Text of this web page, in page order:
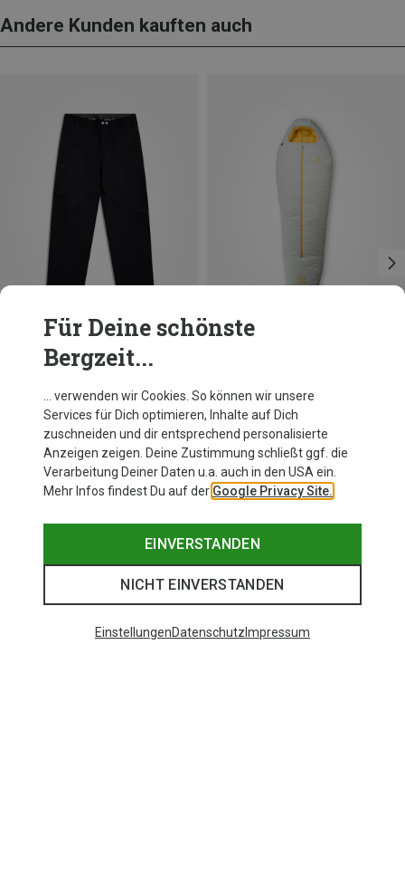
Andere Kunden kauften auch
Herren Rabot Light 3L Shell Hose
229,95 €
M L XL XXL
Für Deine schönste
Bergzeit...
… verwenden wir Cookies. So können wir unsere
Services für Dich optimieren, Inhalte auf Dich
zuschneiden und dir entsprechend personalisierte
Anzeigen zeigen. Deine Zustimmung schließt ggf. die
Verarbeitung Deiner Daten u.a. auch in den USA ein.
Mehr Infos findest Du auf der Google Privacy Site.
EINVERSTANDEN
NICHT EINVERSTANDEN
EinstellungenDatenschutz Impressum